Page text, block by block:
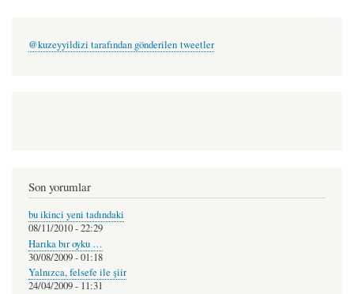
@kuzeyyildizi tarafından gönderilen tweetler
Son yorumlar
bu ikinci yeni tadındaki
08/11/2010 - 22:29
Harıka bır oyku …
30/08/2009 - 01:18
Yalnızca, felsefe ile şiir
24/04/2009 - 11:31